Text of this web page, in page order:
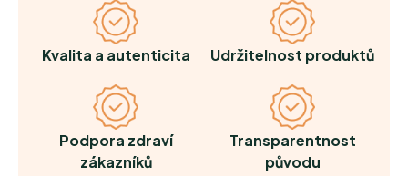
Kvalita a autenticita Udržitelnost produktů
Podpora zdraví
zákazníků
Transparentnost
původu